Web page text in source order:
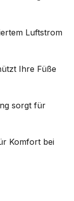
Luftstrom
Ihre Füße
sorgt für
Komfort bei